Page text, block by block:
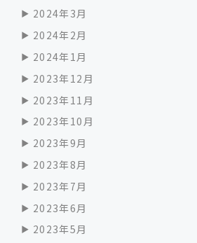
2024年3月
2024年2月
2024年1月
2023年12月
2023年11月
2023年10月
2023年9月
2023年8月
2023年7月
2023年6月
2023年5月